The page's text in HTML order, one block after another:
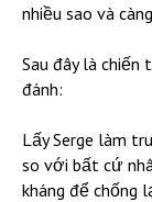
nhiều sao và
Sau đây là
đánh:
Lấy Serge làm
so với bất cứ
kháng để chống